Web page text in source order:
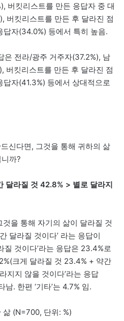
버킷리스트를 만든 응답자 중 대
버킷리스트를 만든 후 달라진 점
답자(34.0%) 등에서 특히 높음.
은 전라/광주 거주자(37.2%), 남
버킷리스트를 만든 후 달라진 점
자(41.3%) 등에서 상대적으로
신다면, 그것을 통해 귀하의 삶
까?
달라질 것 42.8% > 별로 달라지
을 통해 자기의 삶이 달라질 것
달라질 것이다’ 라는 응답이
질 것이다’라는 응답은 23.4%로
크게 달라질 것 23.4% + 약간
지지 않을 것이다’라는 응답
. 한편 ‘기타’는 4.7% 임.
(N=700, 단위: %)